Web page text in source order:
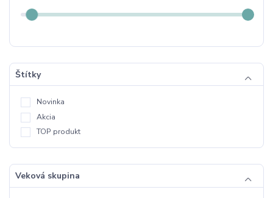
Štítky
Novinka
Akcia
TOP produkt
Veková skupina